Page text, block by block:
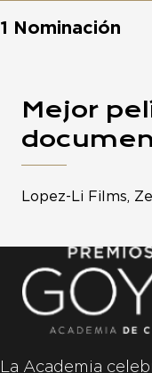
1 Nominación
Mejor
Lopez-Li Films,
La Academia